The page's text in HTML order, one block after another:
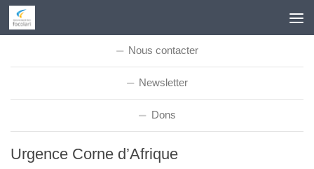
Skip to content
Nous contacter
Newsletter
Dons
Urgence Corne d’Afrique